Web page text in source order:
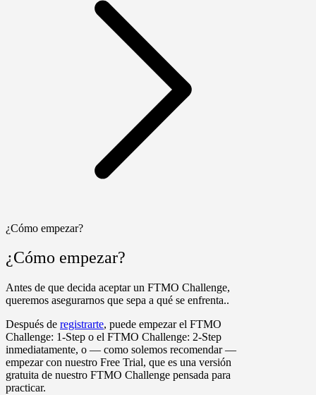
¿Cómo empezar?
¿Cómo empezar?
Antes de que decida aceptar un FTMO Challenge,
queremos asegurarnos que sepa a qué se enfrenta..
Después de registrarte, puede empezar el FTMO
Challenge: 1-Step o el FTMO Challenge: 2-Step
inmediatamente, o — como solemos recomendar —
empezar con nuestro Free Trial, que es una versión
gratuita de nuestro FTMO Challenge pensada para
practicar.